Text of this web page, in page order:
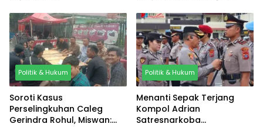
Elemen Masyarakat
Politik & Hukum
Soroti Kasus
Perselingkuhan Caleg
Gerindra Rohul, Miswan:
Politik & Hukum
Menanti Sepak Terjang
Kompol Adrian
Satresnarkoba